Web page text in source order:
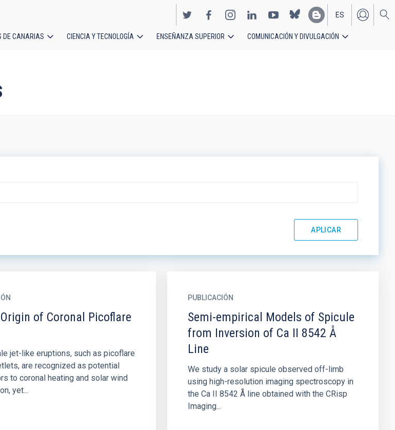
EN
ES
DE CANARIAS CIENCIA Y TECNOLOGÍA ENSEÑANZA SUPERIOR COMUNICACIÓN Y DIVULGACIÓN
of Coronal Picoflare
jet-like eruptions, such as picoflare
are recognized as potential
to coronal heating and solar wind
yet...
PUBLICACIÓN
Semi-empirical Models of Spicule
from Inversion of Ca II 8542 Å
Line
We study a solar spicule observed off-limb
using high-resolution imaging spectroscopy in
the Ca II 8542 Å line obtained with the CRisp
Imaging...